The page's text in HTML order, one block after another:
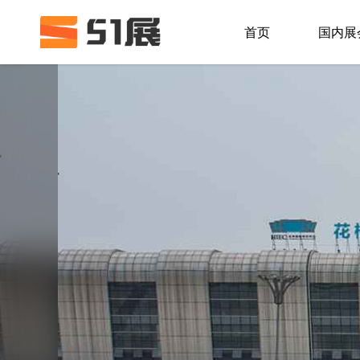
首页 国内展